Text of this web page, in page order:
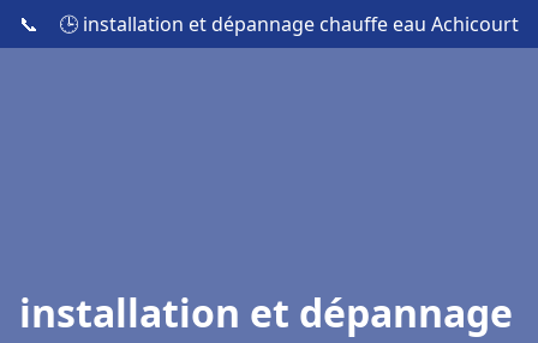
📞 🕒 installation et dépannage chauffe eau Achicourt
installation et dépannage